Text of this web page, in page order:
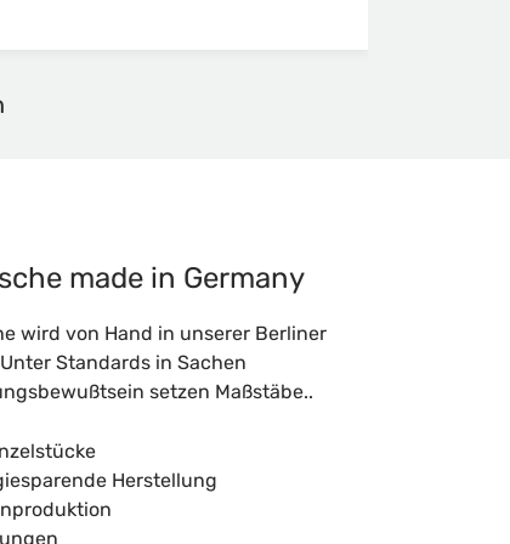
made in Germany
wird von Hand in unserer Berliner
Standards in Sachen
setzen Maßstäbe..
Herstellung